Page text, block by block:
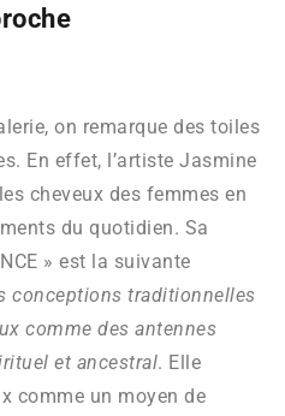
on remarque des toiles
En effet, l’artiste Jasmine
cheveux des femmes en
du quotidien. Sa
» est la suivante
conceptions traditionnelles
comme des antennes
et ancestral. Elle
comme un moyen de